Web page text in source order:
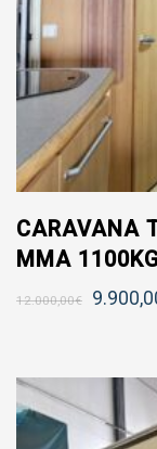
CARAVANA
MMA
12.000,00€